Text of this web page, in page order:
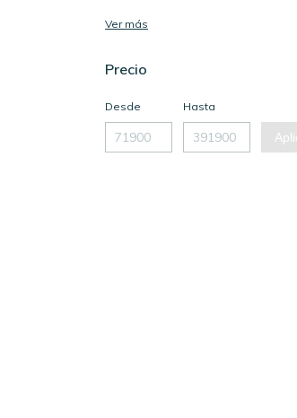
Ver más
Precio
Desde Hasta